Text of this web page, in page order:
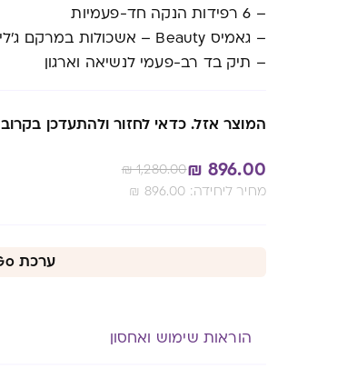
– 6 רפידות הנקה חד-פעמיות
– גאמיס Beauty – אשכולות במרקם ג'לי בטעם פטל, מתאים לשימוש גם בתקופת ההנקה
– תיק בד רב-פעמי לנשיאה וארגון
המוצר אזל. כדאי לחזור ולהתעדכן בקרוב
₪ 896.00
₪1,280.00
₪ 896.00 :מחיר ליחידה
ערכת Pump&Go ב-30% הנחה
הוראות שימוש ואחסון